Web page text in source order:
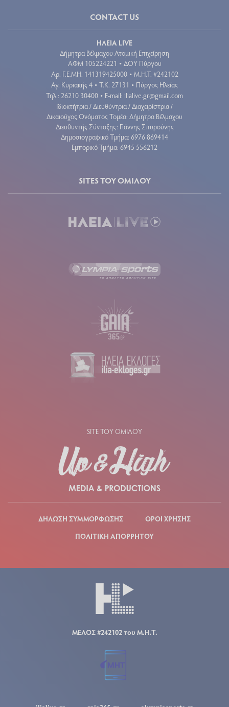
CONTACT US
ΗΛΕΙΑ LIVE
Δήμητρα Βέλμαχου Ατομική Επιχείρηση
ΑΦΜ 105224221 • ΔΟΥ Πύργου
Aρ. Γ.Ε.ΜΗ. 141319425000 • Μ.Η.Τ. #242102
Αγ. Κυριακής 4 • Τ.Κ. 27131 • Πύργος Ηλείας
Τηλ.: 26210 30400 • E-mail: ilialive.gr@gmail.com
Ιδιοκτήτρια / Διευθύντρια / Διαχειρίστρια /
Δικαιούχος Ονόματος Τομέα: Δήμητρα Βέλμαχου
Διευθυντής Σύνταξης: Γιάννης Σπυρούνης
Δημοσιογραφικό Τμήμα: 6976 869414
Εμπορικό Τμήμα: 6945 556212
SITES ΤΟΥ ΟΜΙΛΟΥ
SITE ΤΟΥ ΟΜΙΛΟΥ
ΔΗΛΩΣΗ ΣΥΜΜΟΡΦΩΣΗΣ
ΟΡΟΙ ΧΡΗΣΗΣ
ΠΟΛΙΤΙΚΗ ΑΠΟΡΡΗΤΟΥ
ΜΕΛΟΣ #242102 του Μ.Η.Τ.